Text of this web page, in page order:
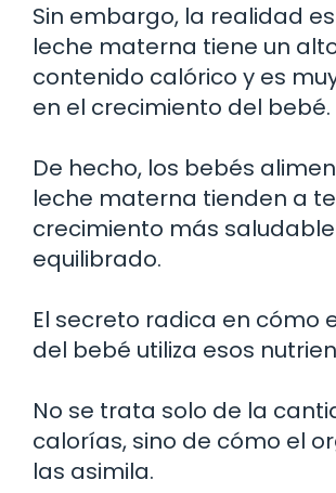
Sin embargo, la realidad
leche materna tiene un
contenido calórico y es
en el crecimiento del bebé.
De hecho, los bebés
leche materna tienden a
crecimiento más
equilibrado.
El secreto radica en cómo
del bebé utiliza esos
No se trata solo de la
calorías, sino de cómo el
las asimila.